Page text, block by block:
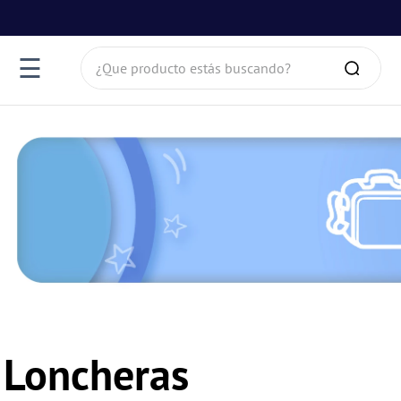
☰ ¿Que producto estás buscando?
Loncheras